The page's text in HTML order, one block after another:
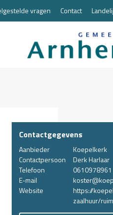
vragen Contact
Contactgegevens
Aanbieder
Koepelkerk
Contactpersoon
Derk Harlaar
Telefoon
0610978961
E-mail
Website
https://
zaalhuur/